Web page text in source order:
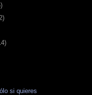
si quieres